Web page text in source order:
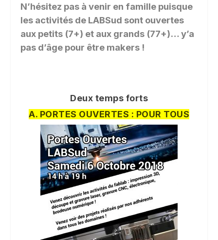
N’hésitez pas à venir en famille puisque
les activités de LABSud sont ouvertes
aux petits (7+) et aux grands (77+)… y’a
pas d’âge pour être makers !
Deux temps forts
A. PORTES OUVERTES : POUR TOUS